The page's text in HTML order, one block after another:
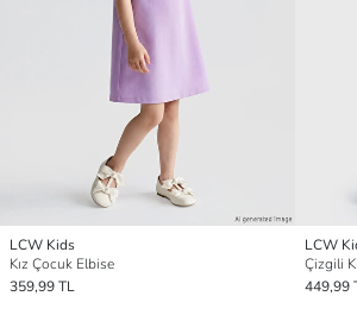
LCW Kids
Kız Çocuk Elbise
359,99 TL
LCW
Çizgili
449,99